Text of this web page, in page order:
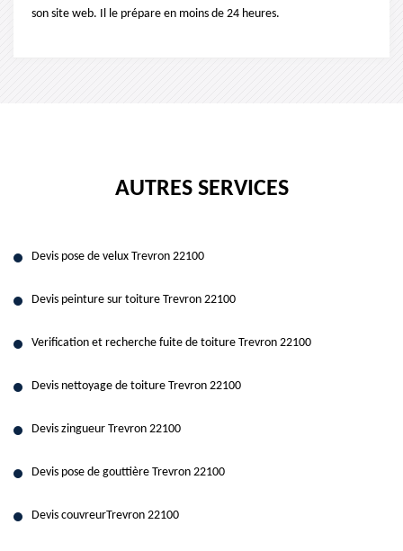
son site web. Il le prépare en moins de 24 heures.
AUTRES SERVICES
Devis pose de velux Trevron 22100
Devis peinture sur toiture Trevron 22100
Verification et recherche fuite de toiture Trevron 22100
Devis nettoyage de toiture Trevron 22100
Devis zingueur Trevron 22100
Devis pose de gouttière Trevron 22100
Devis couvreurTrevron 22100